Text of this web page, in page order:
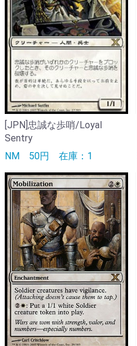
[JPN]忠誠な歩哨/Loyal
Sentry
NM 50円 在庫：1